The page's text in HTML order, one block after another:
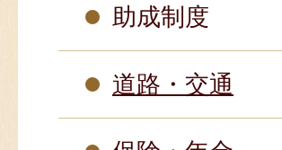
助成制度
道路・交通